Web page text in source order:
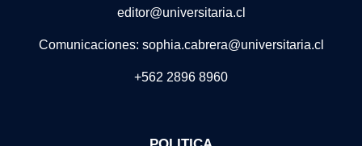
editor@universitaria.cl
Comunicaciones: sophia.cabrera@universitaria.cl
+562 2896 8960